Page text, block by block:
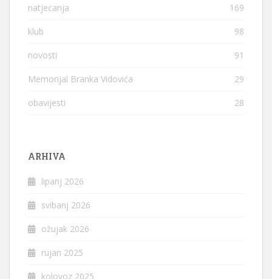
natjecanja 169
klub 98
novosti 91
Memorijal Branka Vidovića 29
obavijesti 28
ARHIVA
lipanj 2026
svibanj 2026
ožujak 2026
rujan 2025
kolovoz 2025